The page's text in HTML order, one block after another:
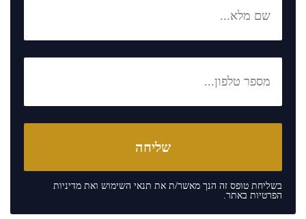
בשליחת טופס זה הנך מאשר/ת את תנאי השימוש ואת מדיניות
הפרטיות באתר.